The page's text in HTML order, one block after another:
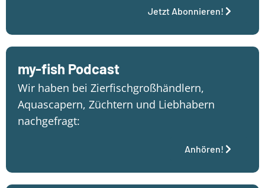
Jetzt Abonnieren!
my-fish Podcast
Wir haben bei Zierfischgroßhändlern,
Aquascapern, Züchtern und Liebhabern
nachgefragt:
Anhören!